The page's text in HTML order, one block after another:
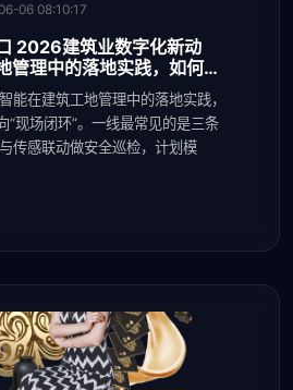
06 08:10:17
2026建筑业数字化新动
管理中的落地实践，如何同
能在建筑工地管理中的落地实践，
“现场闭环”。一线最常见的是三条
传感联动做安全巡检，计划模